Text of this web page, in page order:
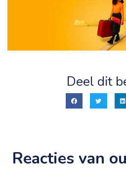
Deel dit
Reacties van